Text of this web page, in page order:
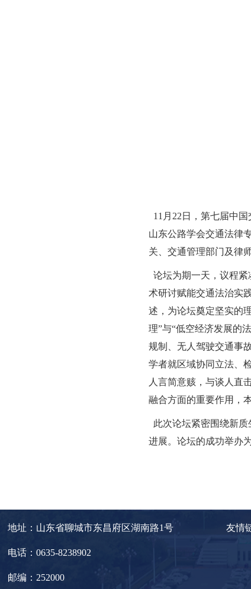
11月22日，第七届中
山东公路学会交通法律
关、交通管理部门及律
论坛为期一天，议程
术研讨赋能交通法治实
述，为论坛奠定坚实的
理”与“低空经济发展的
规制、无人驾驶交通事
学者就区域协同立法、
人言简意赅，与谈人直
融合方面的重要作用，
此次论坛紧密围绕新
进展。论坛的成功举办
地址：山东省聊城市东昌府区湖南路1号
电话：0635-8238902
邮编：252000
友情